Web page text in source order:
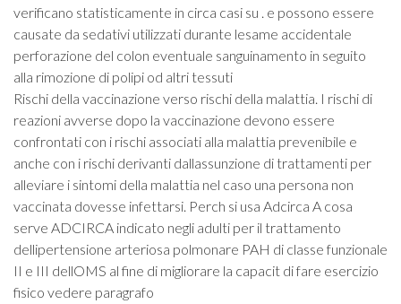
verificano statisticamente in circa casi su . e possono essere
causate da sedativi utilizzati durante lesame accidentale
perforazione del colon eventuale sanguinamento in seguito
alla rimozione di polipi od altri tessuti
Rischi della vaccinazione verso rischi della malattia. I rischi di
reazioni avverse dopo la vaccinazione devono essere
confrontati con i rischi associati alla malattia prevenibile e
anche con i rischi derivanti dallassunzione di trattamenti per
alleviare i sintomi della malattia nel caso una persona non
vaccinata dovesse infettarsi. Perch si usa Adcirca A cosa
serve ADCIRCA indicato negli adulti per il trattamento
dellipertensione arteriosa polmonare PAH di classe funzionale
II e III dellOMS al fine di migliorare la capacit di fare esercizio
fisico vedere paragrafo